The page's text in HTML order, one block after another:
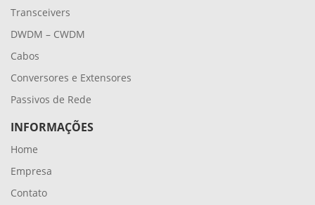
Transceivers
DWDM – CWDM
Cabos
Conversores e Extensores
Passivos de Rede
INFORMAÇÕES
Home
Empresa
Contato